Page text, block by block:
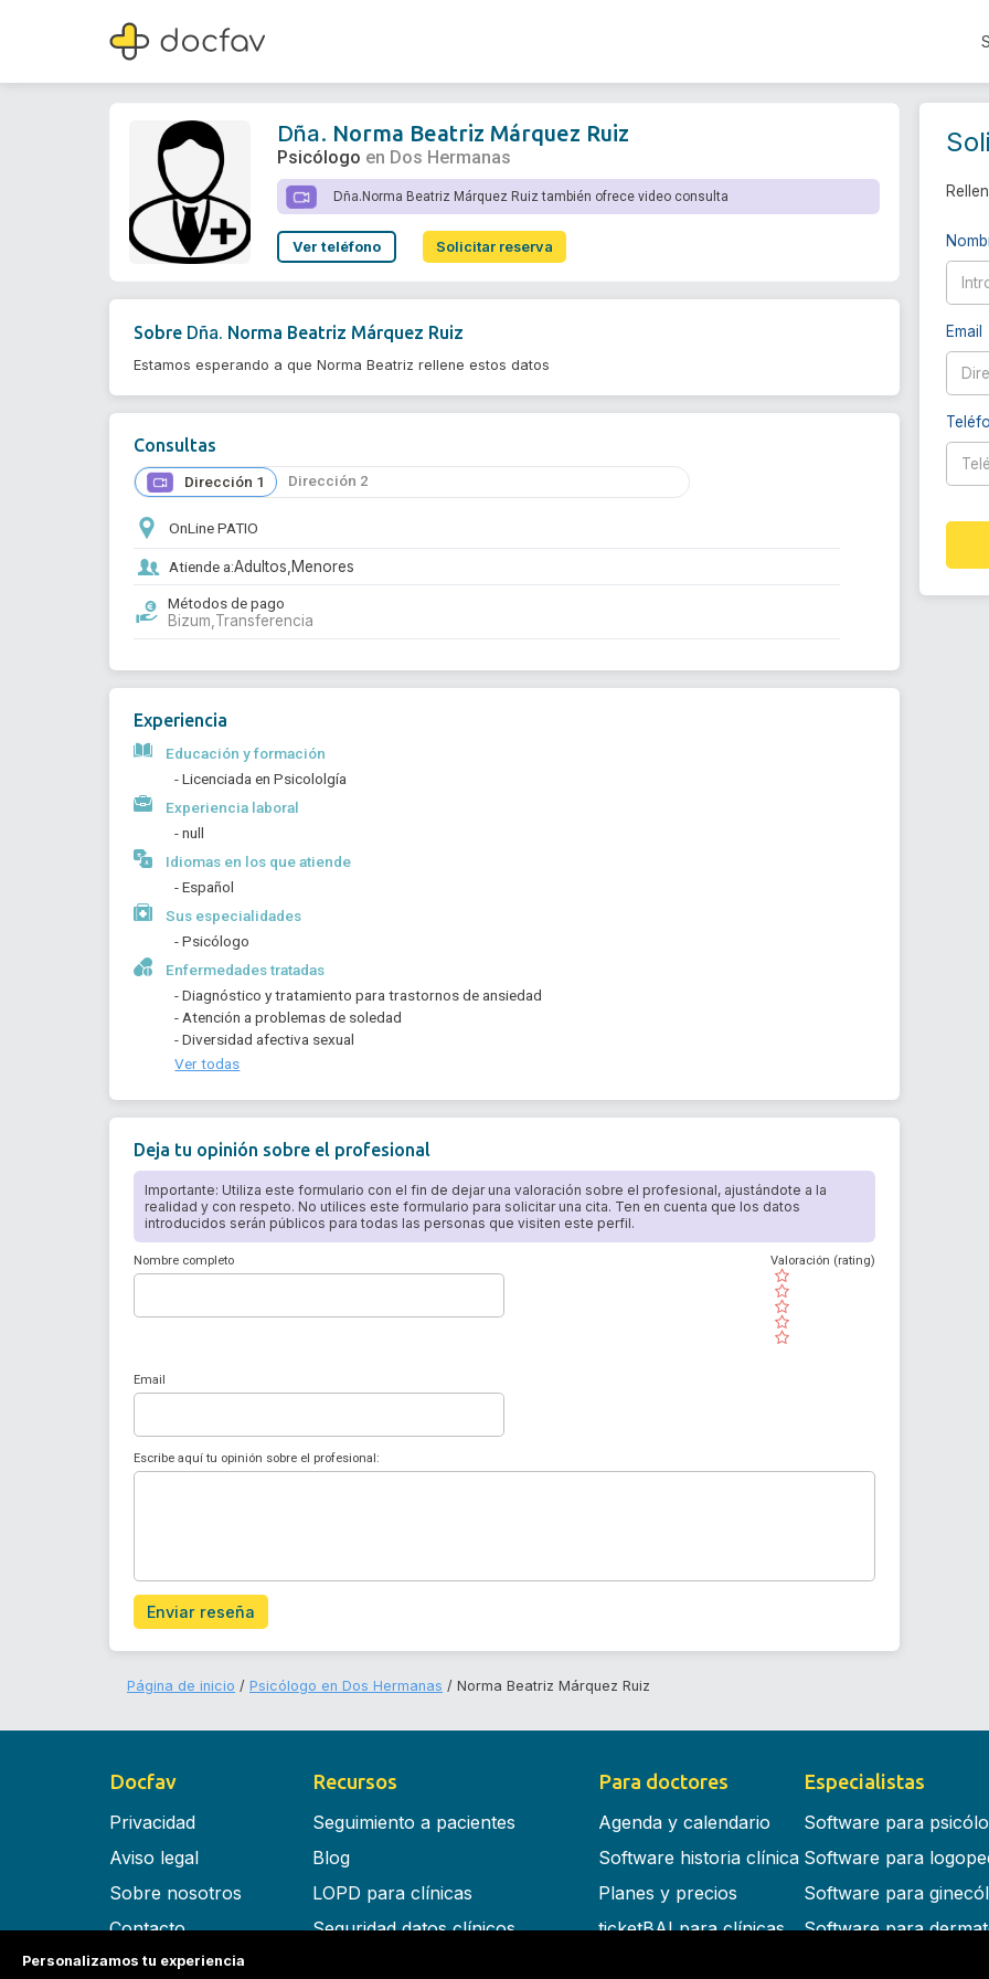
Dña. Norma Beatriz Márquez Ruiz
Psicólogo
Dña. Norma Beatriz Márquez Ruiz
Psicólogo en Dos Hermanas
Dña.Norma Beatriz Márquez Ruiz también ofrece video consulta
Ver teléfono Solicitar reserva
Sobre Dña. Norma Beatriz Márquez Ruiz
Estamos esperando a que Norma Beatriz rellene estos datos
Consultas
Dirección 1 Dirección 2
OnLine PATIO
Atiende a:Adultos,Menores
Métodos de pago
Bizum,Transferencia
Experiencia
Educación y formación
- Licenciada en Psicololgía
Experiencia laboral
- null
Idiomas en los que atiende
- Español
Sus especialidades
- Psicólogo
Enfermedades tratadas
- Diagnóstico y tratamiento para trastornos de ansiedad
- Atención a problemas de soledad
- Diversidad afectiva sexual
Ver todas
Deja tu opinión sobre el profesional
Importante: Utiliza este formulario con el fin de dejar una valoración sobre el profesional, ajustándote a la
realidad y con respeto. No utilices este formulario para solicitar una cita. Ten en cuenta que los datos
introducidos serán públicos para todas las personas que visiten este perfil.
Nombre completo
( )
( )
( )
( )
( )
Valoración (rating)
Email
Escribe aquí tu opinión sobre el profesional:
Enviar reseña
Email
Página de inicio Psicólogo en Dos Hermanas Norma Beatriz Márquez Ruiz
Docfav
Privacidad
Aviso legal
Sobre nosotros
Contacto
Términos y condiciones
Recursos
Seguimiento a pacientes
Blog
LOPD para clínicas
Seguridad datos clínicos
Para doctores
Agenda y calendario
Software historia clínica
Planes y precios
ticketBAI para clínicas
Especialistas
Software para
Software para
Software para
Software para
Personalizamos tu experiencia